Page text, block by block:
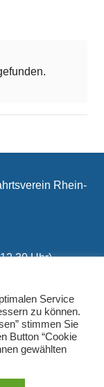
Rhein-
Uhr)
Service
zu können.
stimmen Sie
Button “Cookie
gewählten